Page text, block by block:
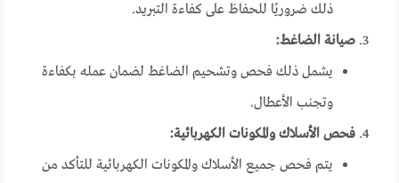
ذلك ضروريًا للحفاظ على كفاءة التبريد.
صيانة الضاغط:
يشمل ذلك فحص وتشحيم الضاغط لضمان عمله بكفاءة
وتجنب الأعطال.
فحص الأسلاك والمكونات الكهربائية:
يتم فحص جميع الأسلاك والمكونات الكهربائية للتأكد من